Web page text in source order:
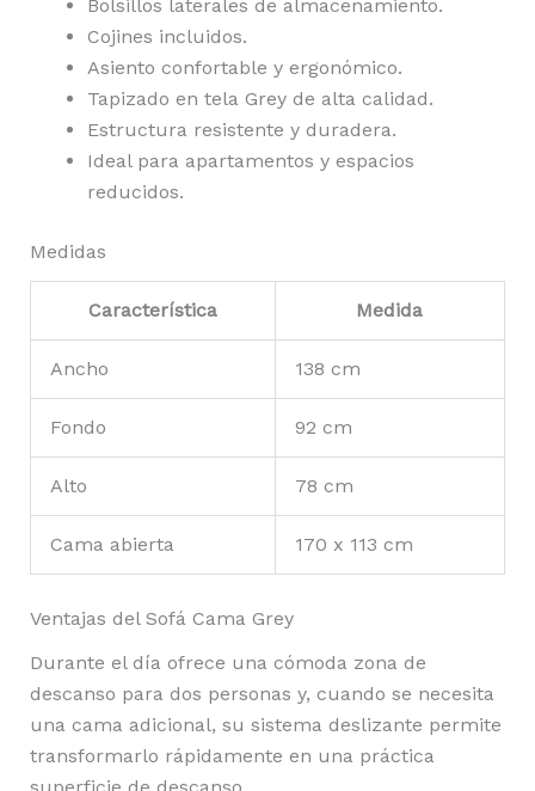
Bolsillos laterales de almacenamiento.
Cojines incluidos.
Asiento confortable y ergonómico.
Tapizado en tela Grey de alta calidad.
Estructura resistente y duradera.
Ideal para apartamentos y espacios
reducidos.
Medidas
Característica Medida
Ancho 138 cm
Fondo 92 cm
Alto 78 cm
Cama abierta 170 x 113 cm
Ventajas del Sofá Cama Grey
Durante el día ofrece una cómoda zona de
descanso para dos personas y, cuando se necesita
una cama adicional, su sistema deslizante permite
transformarlo rápidamente en una práctica